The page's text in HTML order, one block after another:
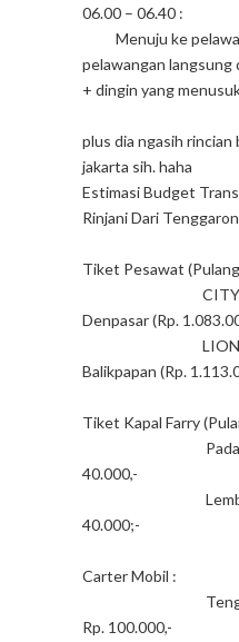
06.00 – 06.40 :
Menuju ke
pelawangan langsung
+ dingin yang
plus dia ngasih rincian
jakarta sih. haha
Estimasi Budget
Rinjani Dari
Tiket Pesawat
CITY LINK :
Denpasar (Rp.
LION AIR :
Balikpapan (Rp.
Tiket Kapal Farry
Padang Bai
40.000,-
Lembar –
40.000;-
Carter Mobil :
Rp. 100.000,-